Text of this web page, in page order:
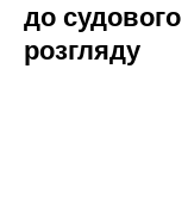
до судового
розгляду